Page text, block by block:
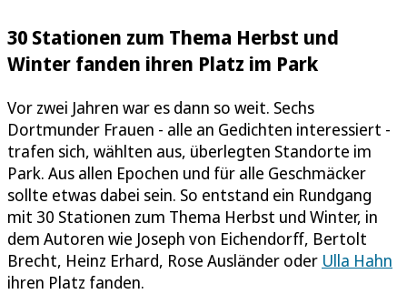
30 Stationen zum Thema Herbst und
Winter fanden ihren Platz im Park
Vor zwei Jahren war es dann so weit. Sechs
Dortmunder Frauen - alle an Gedichten interessiert -
trafen sich, wählten aus, überlegten Standorte im
Park. Aus allen Epochen und für alle Geschmäcker
sollte etwas dabei sein. So entstand ein Rundgang
mit 30 Stationen zum Thema Herbst und Winter, in
dem Autoren wie Joseph von Eichendorff, Bertolt
Brecht, Heinz Erhard, Rose Ausländer oder Ulla Hahn
ihren Platz fanden.